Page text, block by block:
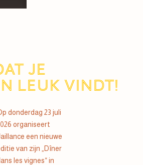
je
leuk vindt!
donderdag 23 juli
organiseert
een nieuwe
van zijn „Dîner
les vignes“ in